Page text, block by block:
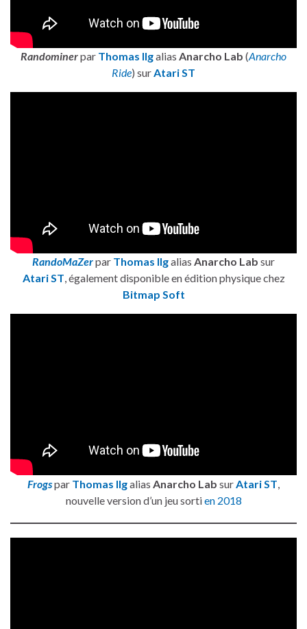
Randominerpar Thomas Ilgalias Anarcho Lab (Anarcho
Ride) surAtari ST
RandoMaZerpar Thomas Ilgalias Anarcho Lab sur
Atari ST, également disponible en édition physique chez
Bitmap Soft
Frogspar Thomas Ilgalias Anarcho Lab sur Atari ST
nouvelle version d’un jeu sortien 2018